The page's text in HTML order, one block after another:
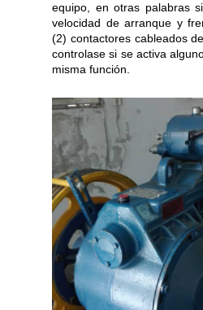
equipo, en otras palabras
velocidad de arranque y
(2) contactores cableados
controlase si se activa
misma función.